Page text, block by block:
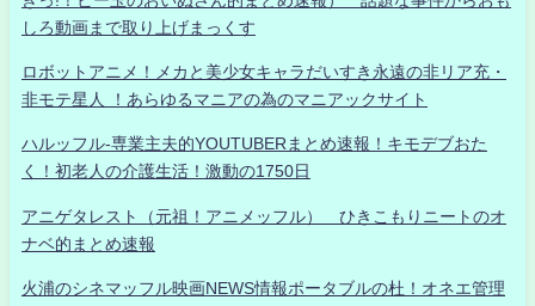
しろ動画まで取り上げまっくす
ロボットアニメ！メカと美少女キャラだいすき永遠の非リア充・
非モテ星人 ！あらゆるマニアの為のマニアックサイト
ハルッフル-専業主夫的YOUTUBERまとめ速報！キモデブおた
く！初老人の介護生活！激動の1750日
アニゲタレスト（元祖！アニメッフル） ひきこもりニートのオ
ナベ的まとめ速報
火浦のシネマッフル映画NEWS情報ポータブルの杜！オネエ管理